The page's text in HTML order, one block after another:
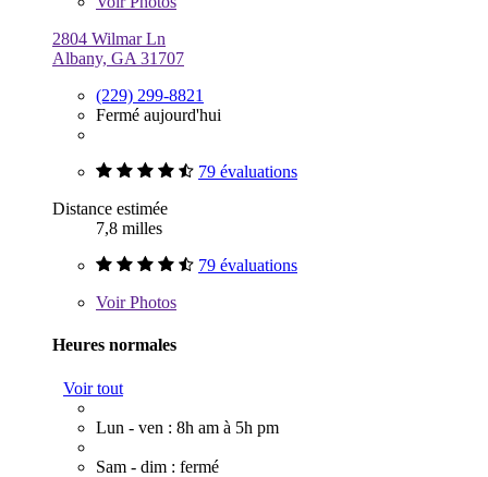
2804 Wilmar Ln
Albany, GA 31707
(229) 299-8821
Fermé aujourd'hui
79 évaluations
Distance estimée
7,8 milles
79 évaluations
VoirPhotos
Heures normales
Voir tout
Lun - ven : 8h am à 5h pm
Sam - dim : fermé